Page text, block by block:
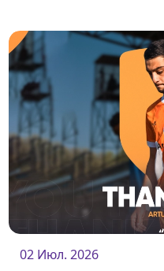
02 Июл. 2026